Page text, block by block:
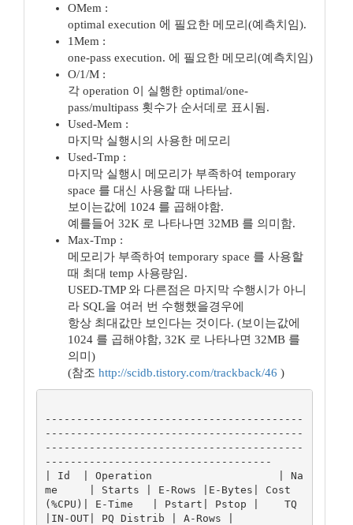
OMem :
optimal execution 에 필요한 메모리(예측치임).
1Mem :
one-pass execution. 에 필요한 메모리(예측치임)
O/1/M :
각 operation 이 실행한 optimal/one-
pass/multipass 횟수가 순서데로 표시됨.
Used-Mem :
마지막 실행시의 사용한 메모리
Used-Tmp :
마지막 실행시 메모리가 부족하여 temporary
space 를 대신 사용할 때 나타남.
보이는값에 1024 를 곱해야함.
예를들어 32K 로 나타나면 32MB 를 의미함.
Max-Tmp :
메모리가 부족하여 temporary space 를 사용할
때 최대 temp 사용량임.
USED-TMP 와 다른점은 마지막 수행시가 아니
라 SQL을 여러 번 수행했을경우에
항상 최대값만 보인다는 것이다. (보이는값에
1024 를 곱해야함, 32K 로 나타나면 32MB 를
의미)
(참조 http://scidb.tistory.com/trackback/46 )
-----------------------------------------
-----------------------------------------
-----------------------------------------
------------------------------------
| Id  | Operation                    | Na
me     | Starts | E-Rows |E-Bytes| Cost
(%CPU)| E-Time   | Pstart| Pstop |    TQ
|IN-OUT| PQ Distrib | A-Rows |